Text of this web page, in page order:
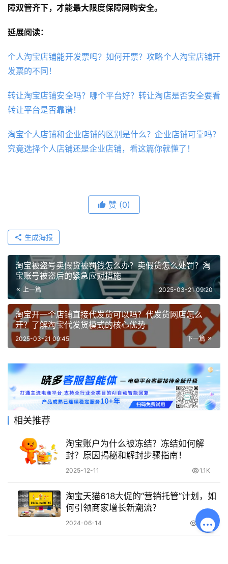
障双管齐下，才能最大限度保障网购安全。
延展阅读：
个人淘宝店铺能开发票吗？如何开票？攻略个人淘宝店铺开
发票的不同！
转让淘宝店铺安全吗？哪个平台好？转让淘店是否安全要看
转让平台是否靠谱！
淘宝个人店铺和企业店铺的区别是什么？企业店铺可靠吗？
究竟选择个人店铺还是企业店铺，看这篇你就懂了！
赞 (0)
生成海报
淘宝被盗号卖假货被罚钱怎么办？卖假货怎么处罚？淘
宝账号被盗后的紧急应对措施
上一篇 2025-03-21 09:20
淘宝开一个店铺直接代发货可以吗？代发货网店怎么
开？了解淘宝代发货模式的核心优势
下一篇
2025-03-21 09:45
相关推荐
淘宝账户为什么被冻结？冻结如何解
封？原因揭秘和解封步骤指南！
2025-12-11 1.1K
淘宝天猫618大促的“营销托管”计划，如
何引领商家增长新潮流？
2024-06-14 6.2K